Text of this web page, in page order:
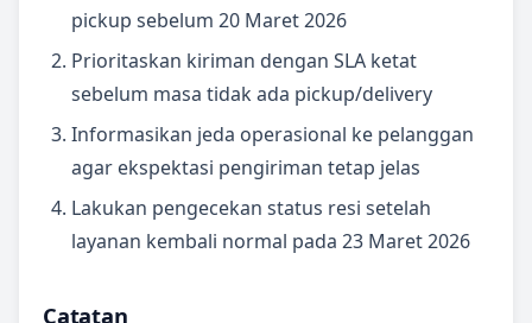
pickup sebelum 20 Maret 2026
Prioritaskan kiriman dengan SLA ketat
sebelum masa tidak ada pickup/delivery
Informasikan jeda operasional ke pelanggan
agar ekspektasi pengiriman tetap jelas
Lakukan pengecekan status resi setelah
layanan kembali normal pada 23 Maret 2026
Catatan